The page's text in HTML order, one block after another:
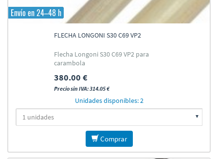
Envío en 24–48 h
FLECHA LONGONI S30 C69 VP2
Flecha Longoni S30 C69 VP2 para
carambola
380.00 €
Precio sin IVA: 314.05 €
Unidades disponibles: 2
Comprar